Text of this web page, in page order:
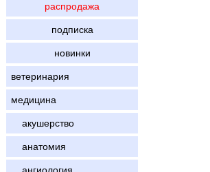
распродажа
подписка
новинки
ветеринария
медицина
акушерство
анатомия